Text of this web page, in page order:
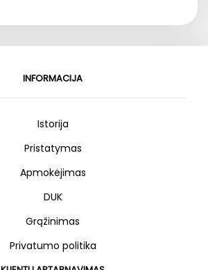
INFORMACIJA
Istorija
Pristatymas
Apmokėjimas
DUK
Grąžinimas
Privatumo politika